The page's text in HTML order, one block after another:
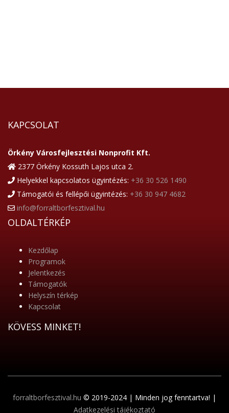
KAPCSOLAT
Örkény Városfejlesztési Nonprofit Kft.
2377 Örkény Kossuth Lajos utca 2.
Helyekkel kapcsolatos ügyintézés: +36 30 526 1490
Támogatói és fellépői ügyintézés: +36 30 947 4682
info@forraltborfesztival.hu
OLDALTÉRKÉP
Kezdőlap
Programok
Jelentkezés
Támogatók
Helyszín térkép
Kapcsolat
KÖVESS MINKET!
forraltborfesztival.hu © 2019-2024 | Minden jog fenntartva! |
Adatkezelési tájékoztató